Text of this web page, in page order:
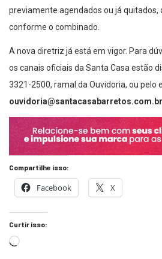
previamente agendados ou já quitados,
conforme o combinado.
A nova diretriz já está em vigor. Para
os canais oficiais da Santa Casa estão
3321-2500, ramal da Ouvidoria, ou pelo
ouvidoria@santacasabarretos.com.br
Compartilhe isso:
Facebook X
Curtir isso: